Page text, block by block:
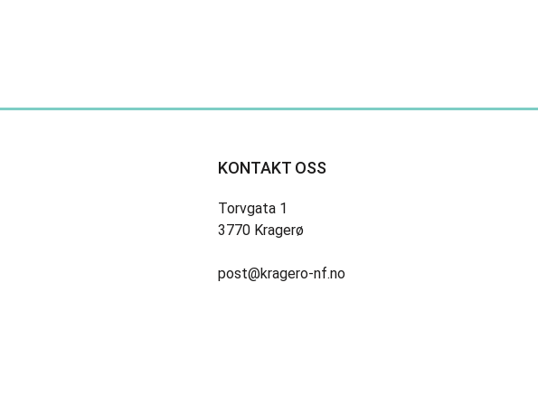
KONTAKT OSS
Torvgata 1
3770 Kragerø
post@kragero-nf.no